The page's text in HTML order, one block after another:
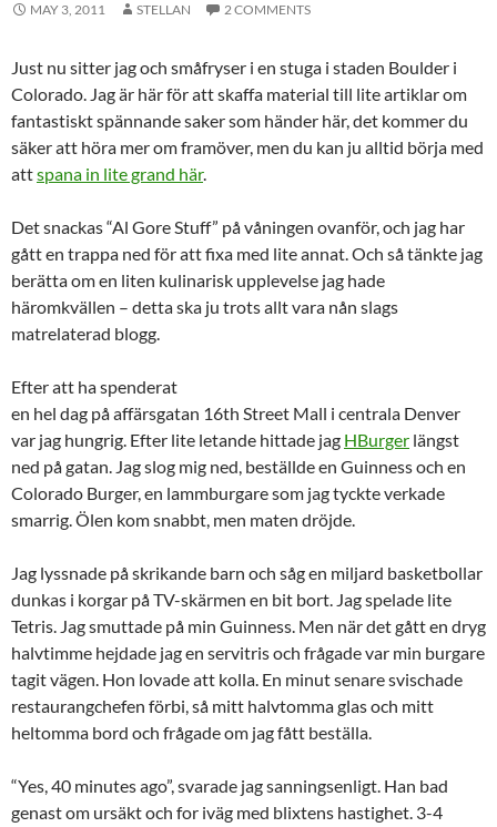
MAY 3, 2011 STELLAN 2 COMMENTS
Just nu sitter jag och småfryser i en stuga i staden Boulder i
Colorado. Jag är här för att skaffa material till lite artiklar om
fantastiskt spännande saker som händer här, det kommer du
säker att höra mer om framöver, men du kan ju alltid börja med
attspana in lite grand här.
Det snackas “Al Gore Stuff” på våningen ovanför, och jag har
gått en trappa ned för att fixa med lite annat. Och så tänkte jag
berätta om en liten kulinarisk upplevelse jag hade
häromkvällen – detta ska ju trots allt vara nån slags
matrelaterad blogg.
Efter att ha spenderat
en hel dag på affärsgatan 16th Street Mall i centrala Denver
var jag hungrig. Efter lite letande hittade jag HBurger längst
ned på gatan. Jag slog mig ned, beställde en Guinness och en
Colorado Burger, en lammburgare som jag tyckte verkade
smarrig. Ölen kom snabbt, men maten dröjde.
Jag lyssnade på skrikande barn och såg en miljard basketbollar
dunkas i korgar på TV-skärmen en bit bort. Jag spelade lite
Tetris. Jag smuttade på min Guinness. Men när det gått en dryg
halvtimme hejdade jag en servitris och frågade var min burgare
tagit vägen. Hon lovade att kolla. En minut senare svischade
restaurangchefen förbi, så mitt halvtomma glas och mitt
heltomma bord och frågade om jag fått beställa.
“Yes, 40 minutes ago”, svarade jag sanningsenligt. Han bad
genast om ursäkt och for iväg med blixtens hastighet. 3-4